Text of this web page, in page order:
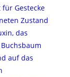
Gestecke
Zustand
das
auf das